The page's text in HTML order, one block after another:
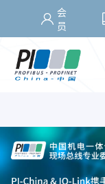
会
员